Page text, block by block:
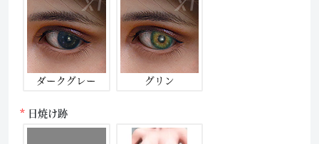
ダークグレー グリン
日焼け跡